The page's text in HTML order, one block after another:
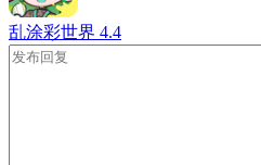
乱涂彩世界 4.4